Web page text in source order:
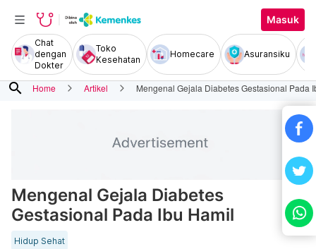
Masuk
Chat
dengan
Dokter
Toko
Kesehatan
Homecare Asuransiku
search Home Artikel Mengenal Gejala Diabetes Gestasional Pada
Mengenal Gejala Diabetes
Gestasional Pada Ibu Hamil
Hidup Sehat